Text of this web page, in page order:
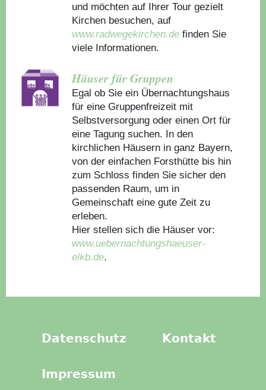
und möchten auf Ihrer Tour gezielt
Kirchen besuchen, auf
www.radwegekirchen.de finden Sie
viele Informationen.
Häuser für Gruppen
Egal ob Sie ein Übernachtungshaus
für eine Gruppenfreizeit mit
Selbstversorgung oder einen Ort für
eine Tagung suchen. In den
kirchlichen Häusern in ganz Bayern,
von der einfachen Forsthütte bis hin
zum Schloss finden Sie sicher den
passenden Raum, um in
Gemeinschaft eine gute Zeit zu
erleben.
Hier stellen sich die Häuser vor:
www.uebernachtungshaeuser-
elkb.de.
Datenschutz Kontakt
Impressum